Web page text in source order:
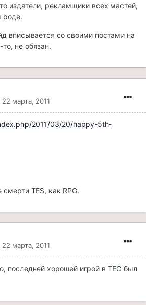
издатели, рекламщики всех мастей,
роде.
вписывается со своими постами на
не обязан.
22 марта, 2011
2011/03/20/happy-5th-
TES, как RPG.
22 марта, 2011
последней хорошей игрой в ТЕС был